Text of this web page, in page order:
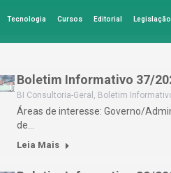
Tecnologia Cursos Editorial Legislação
Boletim Informativo 37/
BI Consultoria-Geral , Boletim
Áreas de interesse: Governo/
de…
Leia Mais